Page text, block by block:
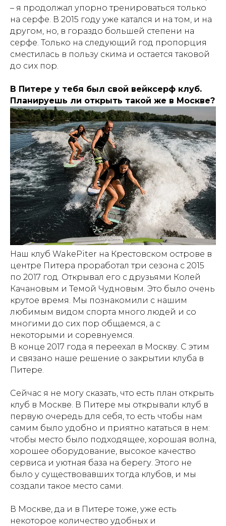
– я продолжал упорно тренироваться только
на серфе. В 2015 году уже катался и на том, и на
другом, но, в гораздо большей степени на
серфе. Только на следующий год пропорция
сместилась в пользу скима и остается таковой
до сих пор.
В Питере у тебя был свой вейксерф клуб.
Планируешь ли открыть такой же в Москве?
Наш клуб WakePiter на Крестовском острове в
центре Питера проработал три сезона с 2015
по 2017 год. Открывал его с друзьями Колей
Качановым и Темой Чудновым. Это было очень
крутое время. Мы познакомили с нашим
любимым видом спорта много людей и со
многими до сих пор общаемся, а с
некоторыми и соревнуемся.
В конце 2017 года я переехал в Москву. С этим
и связано наше решение о закрытии клуба в
Питере.
Сейчас я не могу сказать, что есть план открыть
клуб в Москве. В Питере мы открывали клуб в
первую очередь для себя, то есть чтобы нам
самим было удобно и приятно кататься в нем:
чтобы место было подходящее, хорошая волна,
хорошее оборудование, высокое качество
сервиса и уютная база на берегу. Этого не
было у существовавших тогда клубов, и мы
создали такое место сами.
В Москве, да и в Питере тоже, уже есть
некоторое количество удобных и